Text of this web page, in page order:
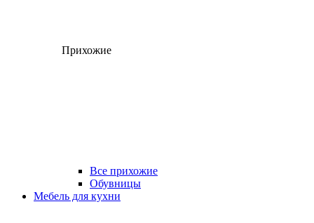
Прихожие
Все прихожие
Обувницы
Мебель для кухни